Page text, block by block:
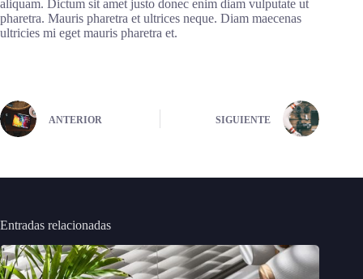
aliquam. Dictum sit amet justo donec enim diam vulputate ut
pharetra. Mauris pharetra et ultrices neque. Diam maecenas
ultricies mi eget mauris pharetra et.
ANTERIOR SIGUIENTE
Entradas relacionadas